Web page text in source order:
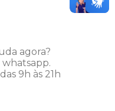
agora?
9h às 21h